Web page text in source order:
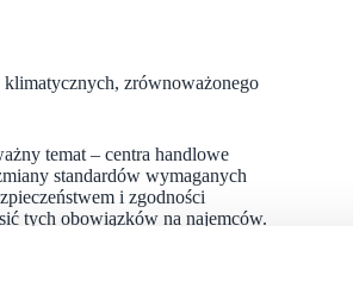
zrównoważonego
temat – centra handlowe
standardów wymaganych
i zgodności
tych obowiązków na najemców.
kwestie dotyczące ESG